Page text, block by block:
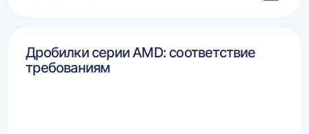
Дробилки серии AMD: соответствие
требованиям